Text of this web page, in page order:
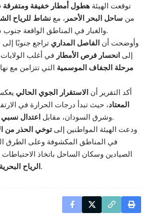
توقعت الهيئة هطول أمطار خفيفة ومتفرقة
من ساحل البحر الأحمر ، مع نشاط للرياح
والغبار في المناطق الواقعة جنوب شرق وغرب الساحل.
وأوضحت أن الفاصل المداري تراجع جنوبًا إلى
إلى انحسار فرص الأمطار في أغلب
مرحلة الجفاف الموسمية التي تتزامن مع
أكد التقرير أن الاستقرار الجوي الحالي
المعتاد، حيث تبدأ درجات الحرارة في
وشرق السودان، مقابل اعتدال
.
ودعت الهيئة المواطنين إلىتوخي الحذر من
في المناطق المكشوفة وعلى الطرق
الصيادين وسكان الساحل باتخاذ
الرياح البحريةخلال ساعات النهار.